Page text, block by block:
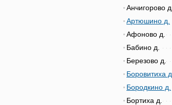
Анчигорово д.
Артюшино д.
Афоново д.
Бабино д.
Березово д.
Боровитиха д.
Бородкино д.
Бортиха д.